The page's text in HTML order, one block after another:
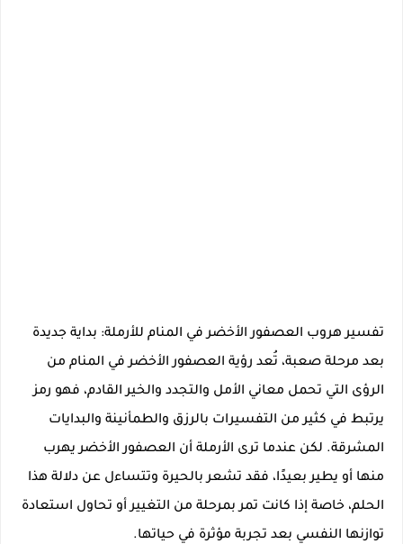
تفسير هروب العصفور الأخضر في المنام للأرملة: بداية جديدة
بعد مرحلة صعبة، تُعد رؤية العصفور الأخضر في المنام من
الرؤى التي تحمل معاني الأمل والتجدد والخير القادم، فهو رمز
يرتبط في كثير من التفسيرات بالرزق والطمأنينة والبدايات
المشرقة. لكن عندما ترى الأرملة أن العصفور الأخضر يهرب
منها أو يطير بعيدًا، فقد تشعر بالحيرة وتتساءل عن دلالة هذا
الحلم، خاصة إذا كانت تمر بمرحلة من التغيير أو تحاول استعادة
توازنها النفسي بعد تجربة مؤثرة في حياتها.